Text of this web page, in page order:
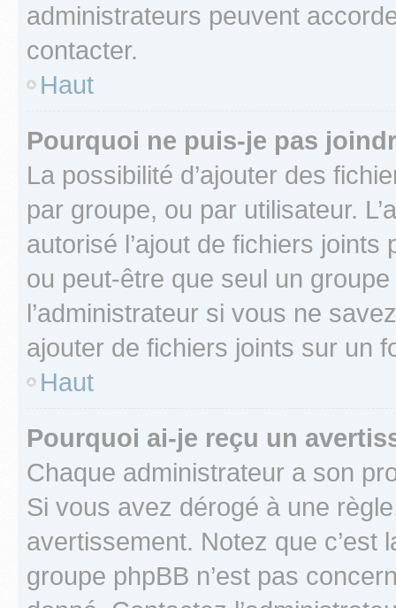
administrateurs peuvent
contacter.
Haut
Pourquoi ne puis-je pas
La possibilité d’ajouter des
par groupe, ou par utilisateur.
autorisé l’ajout de fichiers
ou peut-être que seul un
l’administrateur si vous ne
ajouter de fichiers joints sur un
Haut
Pourquoi ai-je reçu un
Chaque administrateur a son
Si vous avez dérogé à une
avertissement. Notez que c’est
groupe phpBB n’est pas